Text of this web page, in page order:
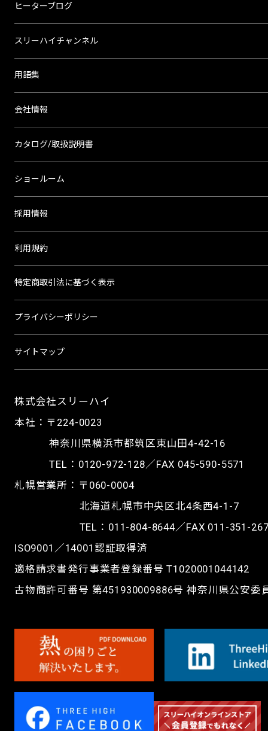
株式会社スリーハイ
本社：〒224-0023
神奈川県横浜市都筑区東山田4-42-16
TEL： 0120-972-128／FAX 045-590-5571
札幌営業所：〒060-0004
北海道札幌市中央区北4条西4-1-7
TEL： 011-804-8644／FAX 011-351-
ISO9001／14001認証取得済
適格請求書発行事業者登録番号 T1020001044142
古物商許可番号 第451930009886号 神奈川県公安委
ヒーターブログ
スリーハイチャンネル
用語集
会社情報
カタログ/取扱説明書
ショールーム
採用情報
利用規約
特定商取引法に基づく表示
プライバシーポリシー
サイトマップ